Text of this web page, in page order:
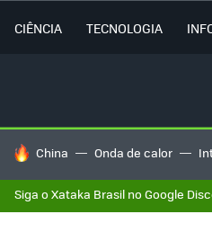
CIÊNCIA TECNOLOGIA
TENDÊNCIAS DO DIA
China Onda de calor
Siga o Xataka Brasil no Google